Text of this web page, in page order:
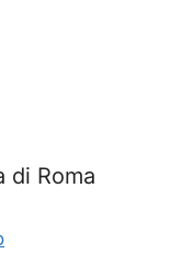
di Roma